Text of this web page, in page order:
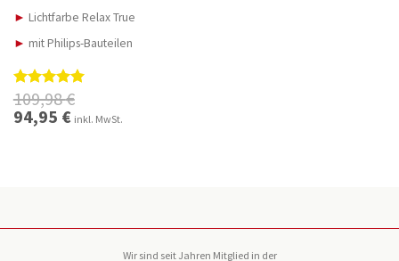
► Lichtfarbe Relax True
► mit Philips-Bauteilen
Bewertet
mit 5.00
von 5
109,98€
Ursprünglicher
Preis
94,95 €Aktueller
Preis
inkl. MwSt.
Wir sind seit Jahren Mitglied in der